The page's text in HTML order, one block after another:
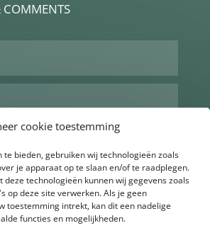
cookie toestemming
te bieden, gebruiken wij technologieën zoals
je apparaat op te slaan en/of te raadplegen.
technologieën kunnen wij gegevens zoals
op deze site verwerken. Als je geen
toestemming intrekt, kan dit een nadelige
functies en mogelijkheden.
COMMENTS